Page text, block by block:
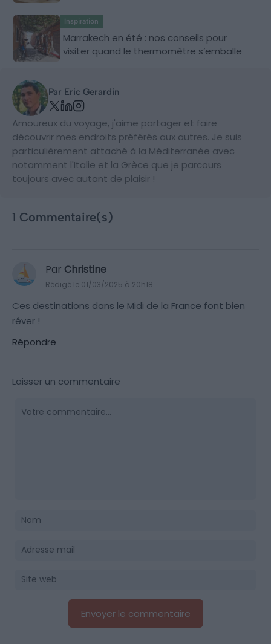
Inspiration
Marrakech en été : nos conseils pour
visiter quand le thermomètre s’emballe
Par Eric Gerardin
Amoureux du voyage, j'aime partager et faire
découvrir mes endroits préférés aux autres. Je suis
particulièrement attaché à la Méditerranée avec
notamment l'Italie et la Grèce que je parcours
toujours avec autant de plaisir !
1 Commentaire(s)
Par Christine
Rédigé le 01/03/2025 à 20h18
Ces destinations dans le Midi de la France font bien
rêver !
Répondre
Laisser un commentaire